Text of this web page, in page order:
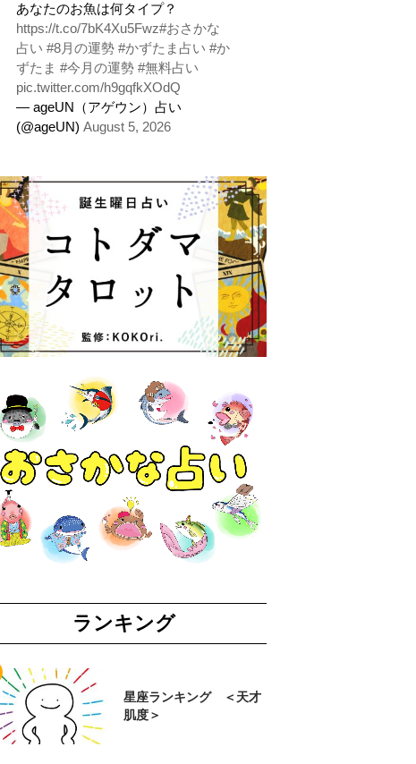
あなたのお魚は何タイプ？
https://t.co/7bK4Xu5Fwz#おさかな
占い #8月の運勢 #かずたま占い #か
ずたま #今月の運勢 #無料占い
pic.twitter.com/h9gqfkXOdQ
— ageUN（アゲウン）占い
(@ageUN) August 5, 2026
ランキング
星座ランキング ＜天才
肌度＞